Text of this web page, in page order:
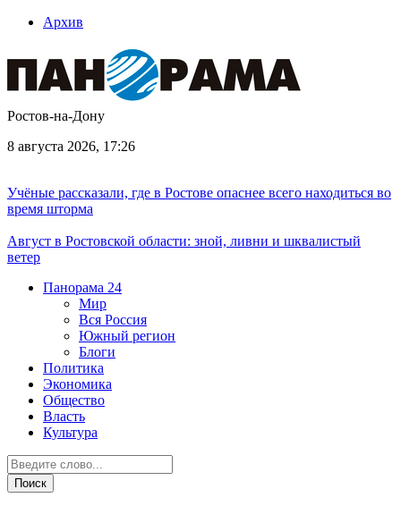
Архив
Ростов-на-Дону
8 августа 2026, 17:26
Учёные рассказали, где в Ростове опаснее всего находиться во
время шторма
Август в Ростовской области: зной, ливни и шквалистый
ветер
Панорама 24
Мир
Вся Россия
Южный регион
Блоги
Политика
Экономика
Общество
Власть
Культура